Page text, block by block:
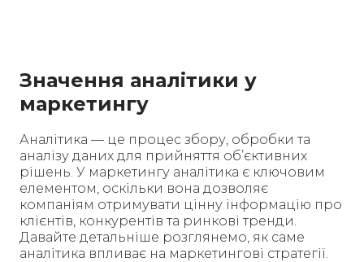
Значення аналітики у
маркетингу
Аналітика — це процес збору, обробки та
аналізу даних для прийняття об’єктивних
рішень. У маркетингу аналітика є ключовим
елементом, оскільки вона дозволяє
компаніям отримувати цінну інформацію про
клієнтів, конкурентів та ринкові тренди.
Давайте детальніше розглянемо, як саме
аналітика впливає на маркетингові стратегії.